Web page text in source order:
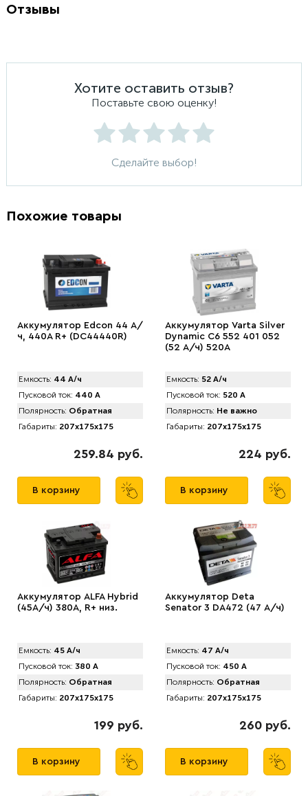
Отзывы
Хотите оставить отзыв?
Поставьте свою оценку!
Сделайте выбор!
Похожие товары
Аккумулятор Edcon 44 А/
ч, 440A R+ (DC44440R)
Емкость: 44 А/ч
Пусковой ток: 440 А
Полярность: Обратная
Габариты: 207x175x175
259.84 руб.
В корзину
Аккумулятор Varta Silver
Dynamic C6 552 401 052
(52 А/ч) 520А
Емкость: 52 А/ч
Пусковой ток: 520 А
Полярность: Не важно
Габариты: 207x175x175
224 руб.
В корзину
Аккумулятор ALFA Hybrid
(45А/ч) 380A, R+ низ.
Емкость: 45 А/ч
Пусковой ток: 380 А
Полярность: Обратная
Габариты: 207x175x175
199 руб.
В корзину
Аккумулятор Deta
Senator 3 DA472 (47 А/ч)
Емкость: 47 А/ч
Пусковой ток: 450 А
Полярность: Обратная
Габариты: 207x175x175
260 руб.
В корзину